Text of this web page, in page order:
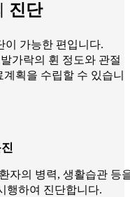
진단
이 가능한 편입니다.
가락의 휜 정도와 관절
획을 수립할 수 있습니
자의 병력, 생활습관 등
행하여 진단합니다.